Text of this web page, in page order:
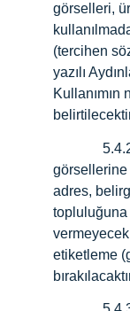
görselleri,
(tercihen
yazılı
Kullanımın
görsellerine
adres,
etiketleme